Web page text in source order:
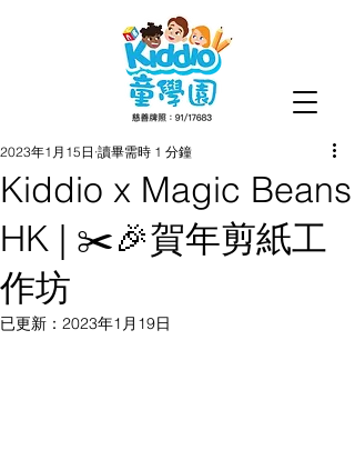
Kiddio x Magic Beans
HK | ✂️🎉賀年剪紙工
作坊
2023年1月15日 讀畢需時 1 分鐘
已更新： 2023年1月19日